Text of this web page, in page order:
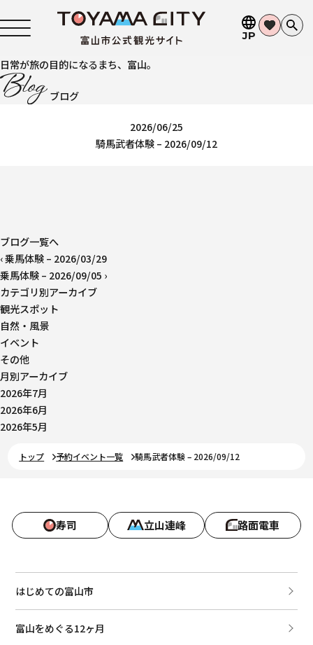
JP
日常が旅の目的になるまち、富山。
ブログ
2026/06/25
騎馬武者体験 – 2026/09/12
ブログ一覧へ
‹乗馬体験 – 2026/03/29
乗馬体験 – 2026/09/05 ›
カテゴリ別アーカイブ
観光スポット
自然・風景
イベント
その他
月別アーカイブ
2026年7月
2026年6月
2026年5月
トップ 予約イベント一覧 騎馬武者体験 – 2026/09/12
寿司 立山連峰 路面電車
はじめての富山市
富山をめぐる12ヶ月